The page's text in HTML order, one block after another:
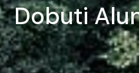
Dobuti